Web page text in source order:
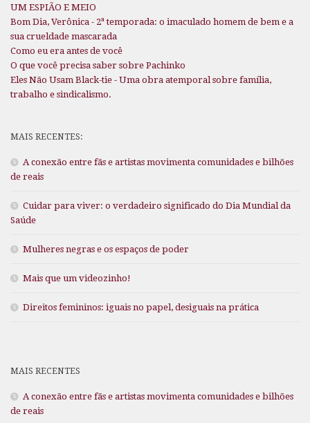
UM ESPIÃO E MEIO
Bom Dia, Verônica - 2ª temporada: o imaculado homem de bem e a
sua crueldade mascarada
Como eu era antes de você
O que você precisa saber sobre Pachinko
Eles Não Usam Black-tie - Uma obra atemporal sobre família,
trabalho e sindicalismo.
MAIS RECENTES:
A conexão entre fãs e artistas movimenta comunidades e bilhões
de reais
Cuidar para viver: o verdadeiro significado do Dia Mundial da
Saúde
Mulheres negras e os espaços de poder
Mais que um videozinho!
Direitos femininos: iguais no papel, desiguais na prática
MAIS RECENTES
A conexão entre fãs e artistas movimenta comunidades e bilhões
de reais